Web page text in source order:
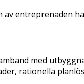
entreprenaden
med
rationella